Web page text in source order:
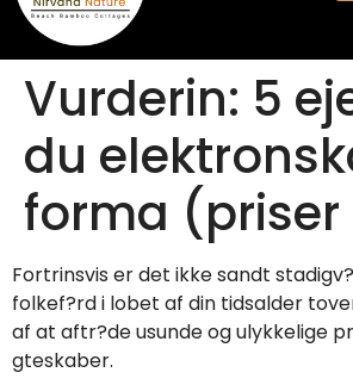
Vurderin: 5
du
forma (priser
Fortrinsvis er det ikke sandt
folkef?rd i lobet af din tidsalder
af at aftr?de usunde og ulykkelige
gteskaber.